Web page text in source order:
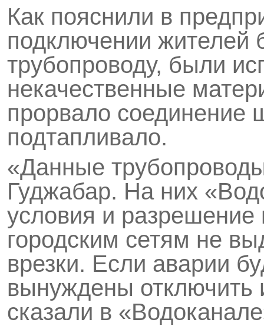
Как пояснили в
подключении жителей
трубопроводу, были
некачественные
прорвало соединение
подтапливало.
«Данные
Гуджабар. На них
условия и разрешение
городским сетям не
врезки. Если аварии
вынуждены отключить
сказали в